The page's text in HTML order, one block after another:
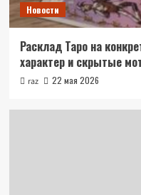
Новости
Расклад Таро на
характер и скрытые
raz 22 мая 2026